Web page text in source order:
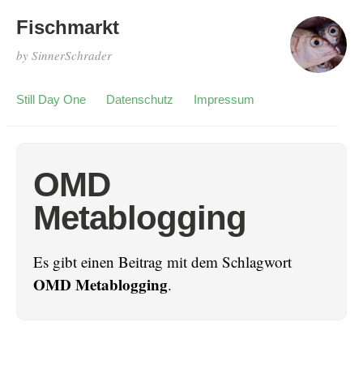
Fischmarkt
by SinnerSchrader
Still Day One Datenschutz Impressum
OMD
Metablogging
Es gibt einen Beitrag mit dem Schlagwort
OMD Metablogging.